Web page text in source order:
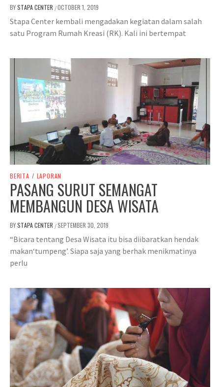
BYSTAPA CENTER /OCTOBER 1, 2019
Stapa Center kembali mengadakan kegiatan dalam salah
satu Program Rumah Kreasi (RK). Kali ini bertempat
BERITA / LAPORAN
PASANG SURUT SEMANGAT
MEMBANGUN DESA WISATA
BYSTAPA CENTER /SEPTEMBER 30, 2019
“Bicara tentang Desa Wisata itu bisa diibaratkan hendak
makan‘tumpeng’. Siapa saja yang berhak menikmatinya
perlu